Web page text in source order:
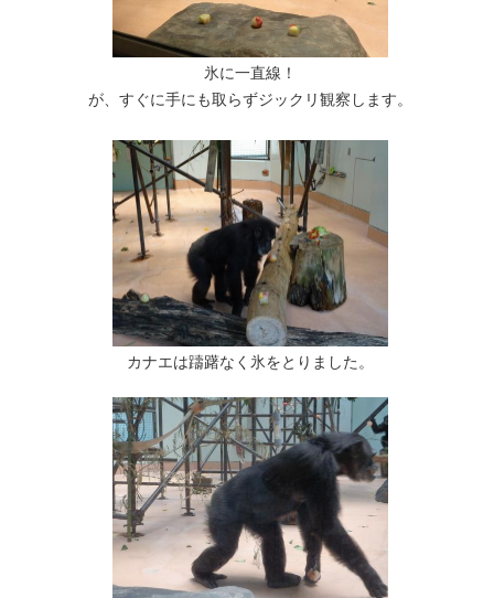
氷に一直線！
が、すぐに手にも取らずジックリ観察します。
カナエは躊躇なく氷をとりました。